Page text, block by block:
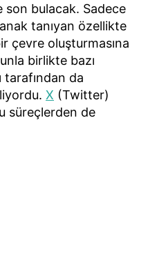
bulacak. Sadece
tanıyan özellikte
çevre oluşturmasına
birlikte bazı
tarafından da
X (Twitter)
süreçlerden de